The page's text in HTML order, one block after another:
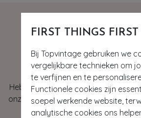
FIRST THINGS FIRST
Bij Topvintage gebruiken we
vergelijkbare technieken om
te verfijnen en te
Functionele cookies zijn
soepel werkende website,
analytische cookies ons
Hey
Heb je vragen of heb je hulp nodig
onze veelgestelde vragen of neem
klantenservice. Wij